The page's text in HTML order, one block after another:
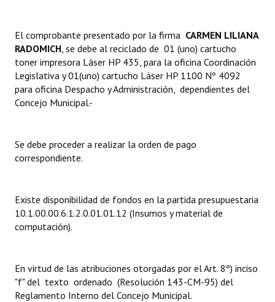
Dictámenes Asesoría Letrada
Actas de Sesión
Informes de Unidad Coordinadora
Ejecución Presupuestaria
NORMATIVA
Declaraciones
Resoluciones de Presidencia
INSTITUCIONAL
El comprobante presentado por la firma  CARMEN LILIANA
RADOMICH, se debe al reciclado de 01 (uno) cartucho
toner impresora Láser HP 435, para la oficina Coordinación
Legislativa y 01(uno) cartucho Láser HP 1100 Nº 4092
para oficina Despacho y Administración, dependientes del
Concejo Municipal.-
Se debe proceder a realizar la orden de pago
correspondiente.
Existe disponibilidad de fondos en la partida presupuestaria
10.1.00.00.6.1.2.0.01.01.12 (Insumos y material de
computación).
En virtud de las atribuciones otorgadas por el Art. 8º) inciso
"f" del texto ordenado (Resolución 143-CM-95) del
Reglamento Interno del Concejo Municipal.